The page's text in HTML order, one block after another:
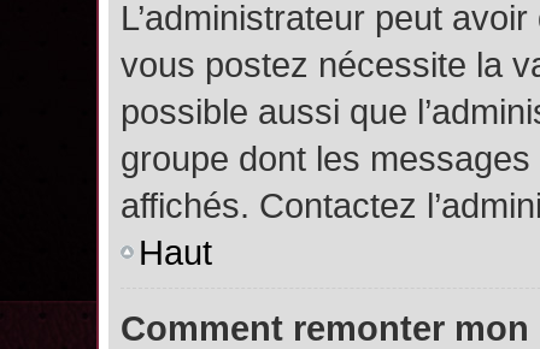
L’administrateur peut
vous postez nécessite la
possible aussi que
groupe dont les
affichés. Contactez
Haut
Comment remonter